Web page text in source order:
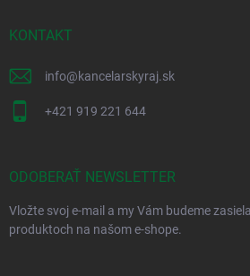
KONTAKT
info@kancelarskyraj.sk
+421 919 221 644
ODOBERAŤ NEWSLETTER
Vložte svoj e-mail a my Vám budeme
produktoch na našom e-shope.